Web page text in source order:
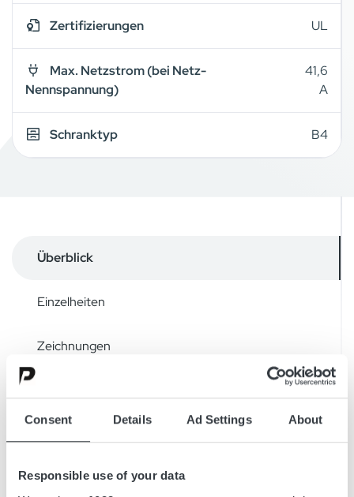
Consent Details Ad Settings About
Responsible use of your data
Zertifizierungen UL
Max. Netzstrom (bei Netz-
Nennspannung)
41,6
A
Schranktyp B4
Überblick
Einzelheiten
Zeichnungen
eigenständiges 3‑Phasen‑Batterieladegerät.